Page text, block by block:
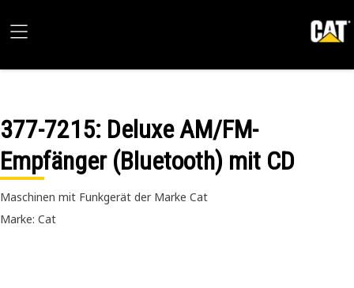
377-7215: Deluxe AM/FM-
Empfänger (Bluetooth) mit CD
Maschinen mit Funkgerät der Marke Cat
Marke: Cat